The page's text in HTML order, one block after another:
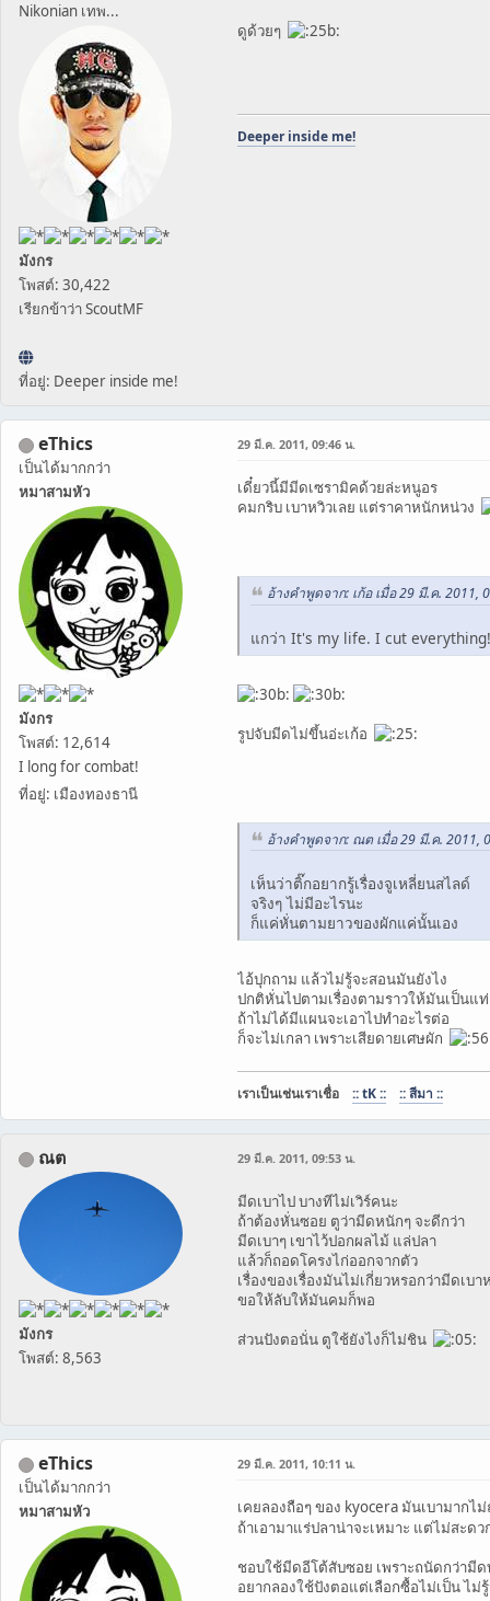
Nikonian เทพ...
มังกร
โพสต์: 30,422
เรียกข้าว่า ScoutMF
ที่อยู่: Deeper inside me!
ดูด้วยๆ
Deeper inside me!
eThics
เป็นได้มากกว่า
หมาสามหัว
มังกร
โพสต์: 12,614
I long for combat!
ที่อยู่: เมืองทองธานี
29 มี.ค. 2011, 09:46 น.
เดี๋ยวนี้มีมีดเซรามิคด้วยล่ะหนูอร
คมกริบ เบาหวิวเลย แต่ราคาหนักหน่วง
อ้างคำพูดจาก: เก้อ เมื่อ 29 มี.ค. 2011,
แกว่า It's my life. I cut everything!
รูปจับมีดไม่ขึ้นอ่ะเก้อ
อ้างคำพูดจาก: ณต เมื่อ 29 มี.ค. 2011,
เห็นว่าติ๊กอยากรู้เรื่องจูเหลี่ยนสไลด์
จริงๆ ไม่มีอะไรนะ
ก็แค่หั่นตามยาวของผักแค่นั้นเอง
ไอ้ปุกถาม แล้วไม่รู้จะสอนมันยังไง
ปกติหั่นไปตามเรื่องตามราวให้มันเป็นแ
ถ้าไม่ได้มีแผนจะเอาไปทำอะไรต่อ
ก็จะไม่เกลา เพราะเสียดายเศษผัก
เราเป็นเช่นเราเชื่อ :: tK :: :: สีมา ::
ณต
มังกร
โพสต์: 8,563
29 มี.ค. 2011, 09:53 น.
มีดเบาไป บางทีไม่เวิร์คนะ
ถ้าต้องหั่นซอย ตูว่ามีดหนักๆ จะดีกว่า
มีดเบาๆ เขาไว้ปอกผลไม้ แล่ปลา
แล้วก็ถอดโครงไก่ออกจากตัว
เรื่องของเรื่องมันไม่เกี่ยวหรอกว่ามีดเบ
ขอให้ลับให้มันคมก็พอ
ส่วนปังตอนั่น ตูใช้ยังไงก็ไม่ชิน
eThics
เป็นได้มากกว่า
หมาสามหัว
29 มี.ค. 2011, 10:11 น.
เคยลองถือๆ ของ kyocera มันเบามากไ
ถ้าเอามาแร่ปลาน่าจะเหมาะ แต่ไม่สะดว
ชอบใช้มีดอีโต้สับซอย เพราะถนัดกว่ามีด
อยากลองใช้ปังตอแต่เลือกซื้อไม่เป็น ไม่